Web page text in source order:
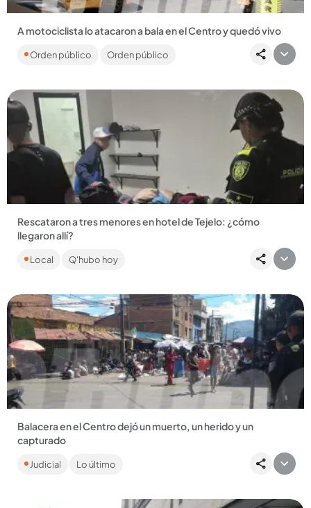
A motociclista lo atacaron a bala en el Centro y quedó vivo
Centro, luego de que un sicario le disparara a un hombre a
Orden público Orden público
Compartir Noticia
Rescataron a tres menores en hotel de Tejelo: ¿cómo
llegaron allí?
Los adolescentes había llegado a Medellín desde Bogotá.
Los uniformados encontraron droga en la habitación donde
Local Q'hubo hoy
Compartir Noticia
Balacera en el Centro dejó un muerto, un herido y un
capturado
Ocurrió a pocos pasos del Bronx, donde el presunto asesino
fue retenido por varias personas y entregado a la Policía. ...
Judicial Lo último